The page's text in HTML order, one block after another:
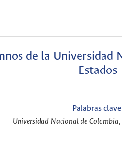
de la Universidad
Estados
Palabras clave:
Universidad Nacional de